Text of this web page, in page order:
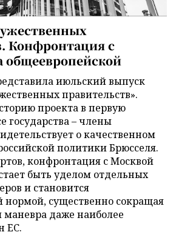
Конфронтация с
общеевропейской
июльский выпуск
правительств».
проекта в первую
государства – члены
о качественном
политики Брюсселя.
конфронтация с Москвой
быть уделом отдельных
и становится
нормой, существенно сокращая
маневра даже наиболее
ЕС.